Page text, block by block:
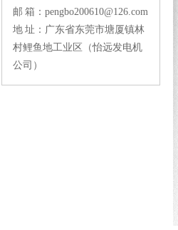
邮 箱：pengbo200610@126.com
地 址：广东省东莞市塘厦镇林
村鲤鱼地工业区（怡远发电机
公司）